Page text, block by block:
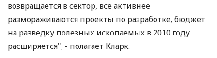
возвращается в сектор, все активнее
размораживаются проекты по разработке, бюджет
на разведку полезных ископаемых в 2010 году
расширяется", - полагает Кларк.